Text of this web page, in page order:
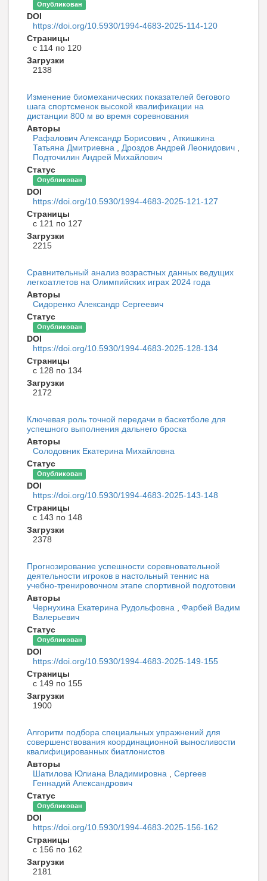
Опубликован
DOI
https://doi.org/10.5930/1994-4683-2025-114-120
Страницы
с 114 по 120
Загрузки
2138
Изменение биомеханических показателей бегового
шага спортсменок высокой квалификации на
дистанции 800 м во время соревнования
Авторы
Рафалович Александр Борисович , Аткишкина
Татьяна Дмитриевна , Дроздов Андрей Леонидович ,
Подточилин Андрей Михайлович
Статус
Опубликован
DOI
https://doi.org/10.5930/1994-4683-2025-121-127
Страницы
с 121 по 127
Загрузки
2215
Сравнительный анализ возрастных данных ведущих
легкоатлетов на Олимпийских играх 2024 года
Авторы
Сидоренко Александр Сергеевич
Статус
Опубликован
DOI
https://doi.org/10.5930/1994-4683-2025-128-134
Страницы
с 128 по 134
Загрузки
2172
Ключевая роль точной передачи в баскетболе для
успешного выполнения дальнего броска
Авторы
Солодовник Екатерина Михайловна
Статус
Опубликован
DOI
https://doi.org/10.5930/1994-4683-2025-143-148
Страницы
с 143 по 148
Загрузки
2378
Прогнозирование успешности соревновательной
деятельности игроков в настольный теннис на
учебно-тренировочном этапе спортивной подготовки
Авторы
Чернухина Екатерина Рудольфовна , Фарбей Вадим
Валерьевич
Статус
Опубликован
DOI
https://doi.org/10.5930/1994-4683-2025-149-155
Страницы
с 149 по 155
Загрузки
1900
Алгоритм подбора специальных упражнений для
совершенствования координационной выносливости
квалифицированных биатлонистов
Авторы
Шатилова Юлиана Владимировна , Сергеев
Геннадий Александрович
Статус
Опубликован
DOI
https://doi.org/10.5930/1994-4683-2025-156-162
Страницы
с 156 по 162
Загрузки
2181